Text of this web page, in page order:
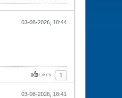
03-08-2026, 18:44
Likes 1
03-08-2026, 18:41